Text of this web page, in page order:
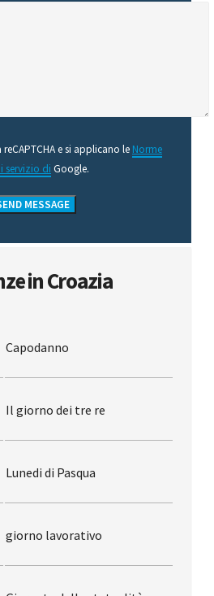
e si applicano le Norme
servizio di Google.
in Croazia
Capodanno
Il giorno dei tre re
Lunedi di Pasqua
giorno lavorativo